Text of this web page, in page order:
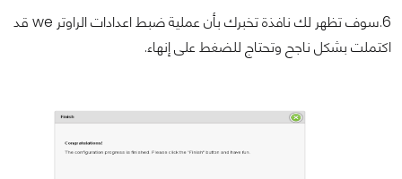
6.سوف تظهر لك نافذة تخبرك بأن عملية ضبط اعدادات الراوتر we قد
اكتملت بشكل ناجح وتحتاج للضغط على إنهاء.